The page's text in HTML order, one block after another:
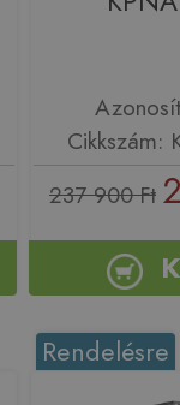
Cikkszám:
237 900 Ft
Rendelésre